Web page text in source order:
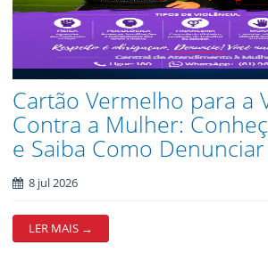
Cartão Vermelho para a
Contra a Mulher:
e Saiba Como Denunciar
8 jul 2026
LER MAIS →